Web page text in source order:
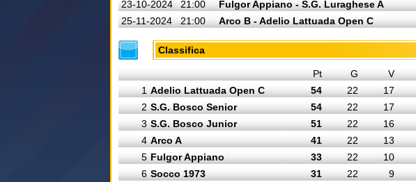
23-10-2024
21:00 Fulgor Appiano - S.G. Luraghese A
25-11-2024
21:00 Arco B - Adelio Lattuada Open C
Classifica
Pt G V
1 Adelio Lattuada Open C 54 22 17
2 S.G. Bosco Senior 54 22 17
3 S.G. Bosco Junior 51 22 16
4 Arco A 41 22 13
5 Fulgor Appiano 33 22 10
6 Socco 1973 31 22 9